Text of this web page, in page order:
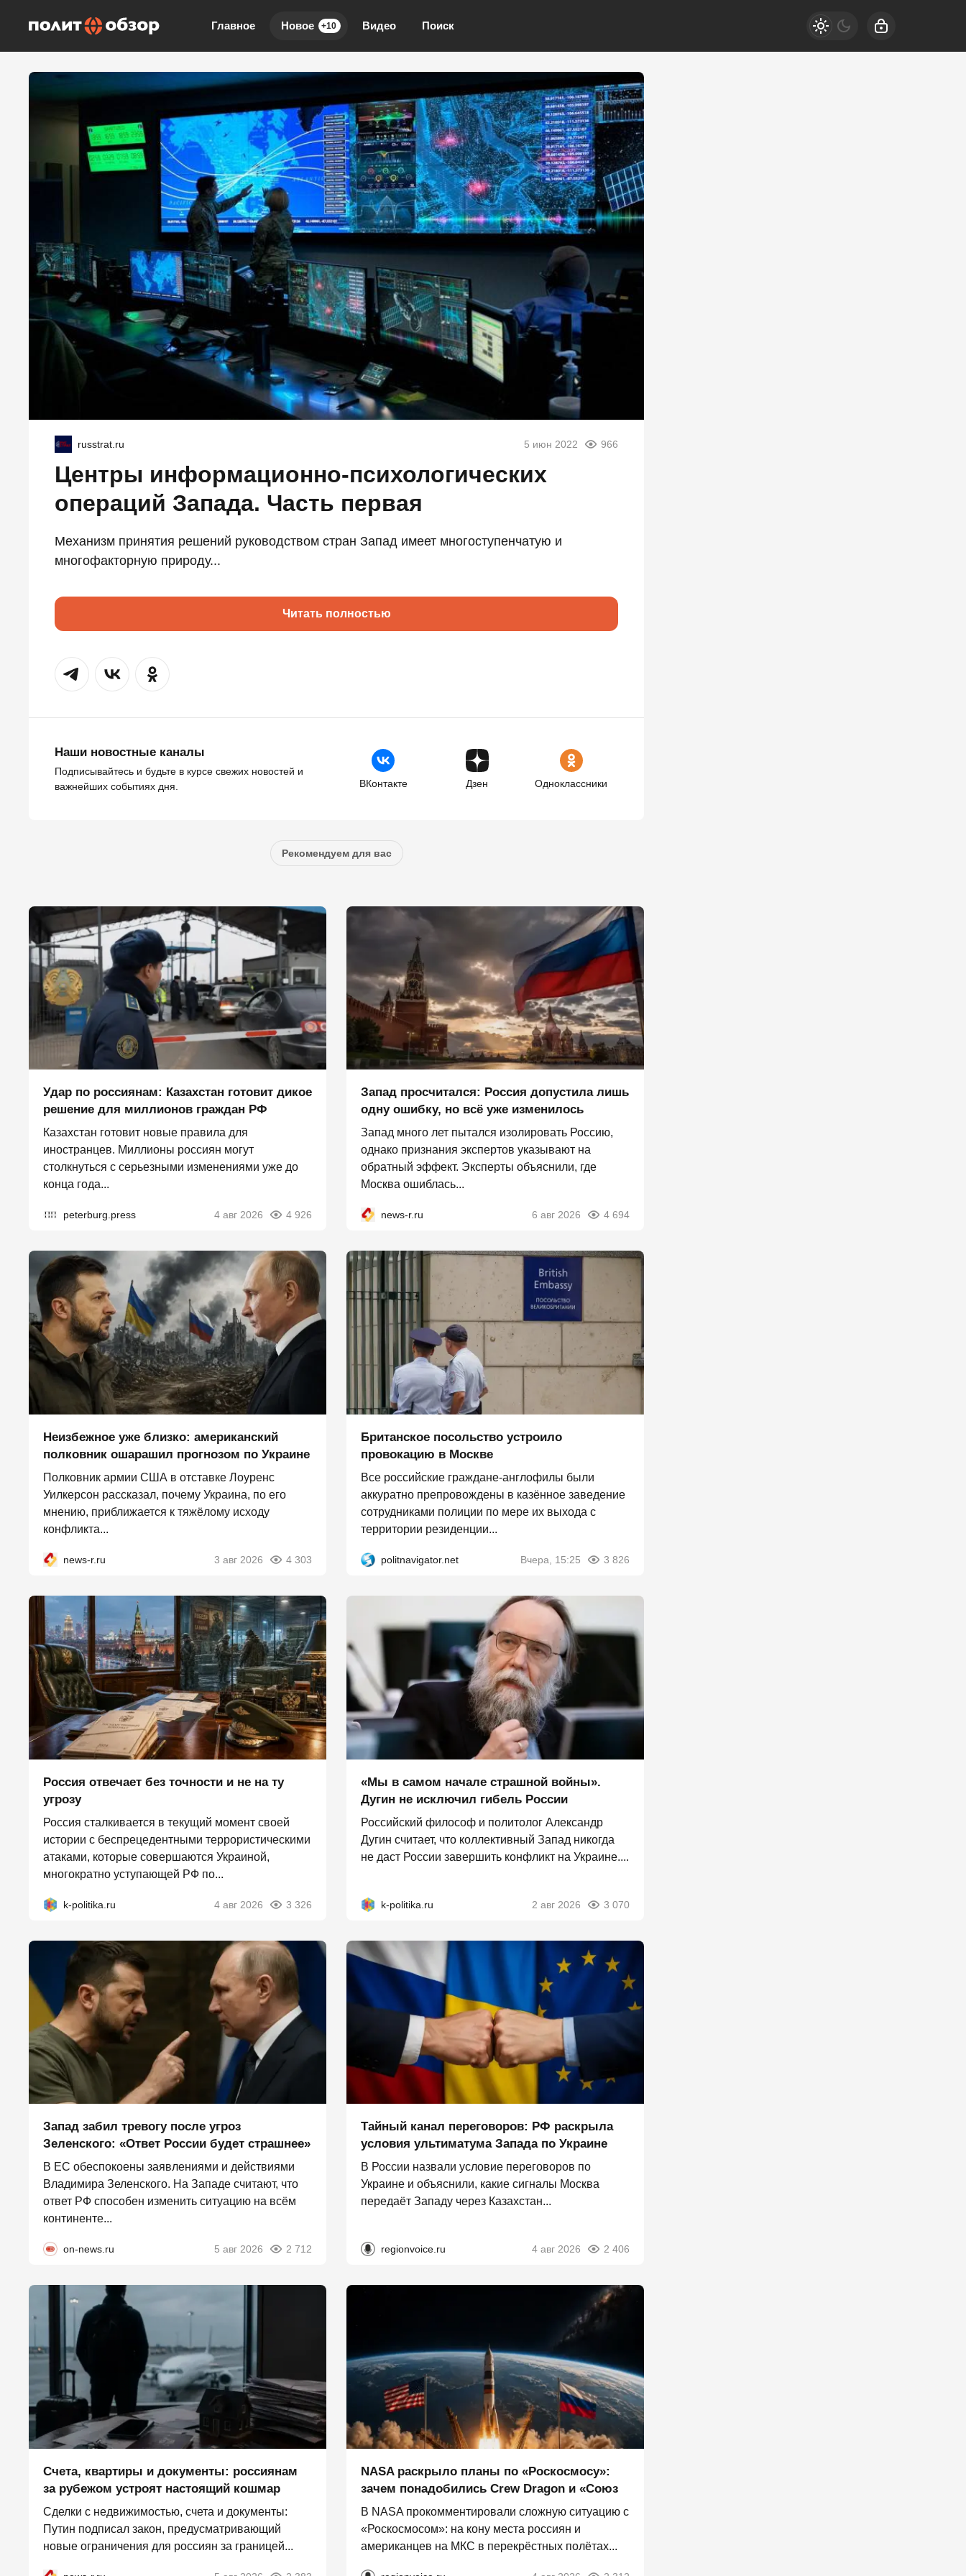
Главное Новое +10 Видео Поиск
russtrat.ru 5 июн 2022 966
Центры информационно-психологических
операций Запада. Часть первая
Механизм принятия решений руководством стран Запад имеет многоступенчатую и
многофакторную природу...
Читать полностью
Наши новостные каналы
Подписывайтесь и будьте в курсе свежих новостей и
важнейших событиях дня.
ВКонтакте Дзен Одноклассники
Рекомендуем для вас
Удар по россиянам: Казахстан готовит дикое
решение для миллионов граждан РФ
Казахстан готовит новые правила для
иностранцев. Миллионы россиян могут
столкнуться с серьезными изменениями уже до
конца года...
peterburg.press 4 авг 2026 4 926
Запад просчитался: Россия допустила лишь
одну ошибку, но всё уже изменилось
Запад много лет пытался изолировать Россию,
однако признания экспертов указывают на
обратный эффект. Эксперты объяснили, где
Москва ошиблась...
news-r.ru 6 авг 2026 4 694
Неизбежное уже близко: американский
полковник ошарашил прогнозом по Украине
Полковник армии США в отставке Лоуренс
Уилкерсон рассказал, почему Украина, по его
мнению, приближается к тяжёлому исходу
конфликта...
news-r.ru 3 авг 2026 4 303
Британское посольство устроило
провокацию в Москве
Все российские граждане-англофилы были
аккуратно препровождены в казённое заведение
сотрудниками полиции по мере их выхода с
территории резиденции...
politnavigator.net Вчера, 15:25 3 826
Россия отвечает без точности и не на ту
угрозу
Россия сталкивается в текущий момент своей
истории с беспрецедентными террористическими
атаками, которые совершаются Украиной,
многократно уступающей РФ по...
k-politika.ru 4 авг 2026 3 326
«Мы в самом начале страшной войны».
Дугин не исключил гибель России
Российский философ и политолог Александр
Дугин считает, что коллективный Запад никогда
не даст России завершить конфликт на Украине....
k-politika.ru 2 авг 2026 3 070
Запад забил тревогу после угроз
Зеленского: «Ответ России будет страшнее»
В ЕС обеспокоены заявлениями и действиями
Владимира Зеленского. На Западе считают, что
ответ РФ способен изменить ситуацию на всём
континенте...
on-news.ru 5 авг 2026 2 712
Тайный канал переговоров: РФ раскрыла
условия ультиматума Запада по Украине
В России назвали условие переговоров по
Украине и объяснили, какие сигналы Москва
передаёт Западу через Казахстан...
regionvoice.ru 4 авг 2026 2 406
Счета, квартиры и документы: россиянам
за рубежом устроят настоящий кошмар
Сделки с недвижимостью, счета и документы:
Путин подписал закон, предусматривающий
новые ограничения для россиян за границей...
NASA раскрыло планы по «Роскосмосу»:
зачем понадобились Crew Dragon и «Союз
В NASA прокомментировали сложную ситуацию с
«Роскосмосом»: на кону места россиян и
американцев на МКС в перекрёстных полётах...